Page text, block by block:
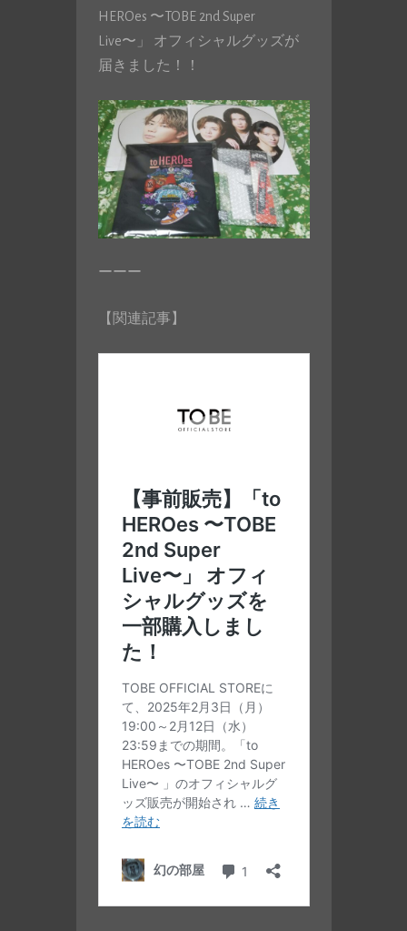
HEROes 〜TOBE 2nd Super
Live〜」 オフィシャルグッズが
届きました！！
ーーー
【関連記事】